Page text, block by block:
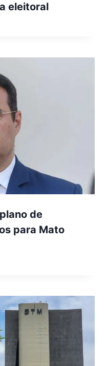
eleitoral
de
para Mato